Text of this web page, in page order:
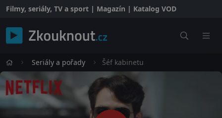
Filmy, seriály, TV a sport | Magazín | Katalog VOD
Seriály a pořady Šéf kabinetu